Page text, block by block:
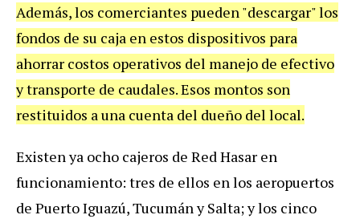
Además, los comerciantes pueden "descargar" los
fondos de su caja en estos dispositivos para
ahorrar costos operativos del manejo de efectivo
y transporte de caudales. Esos montos son
restituidos a una cuenta del dueño del local.
Existen ya ocho cajeros de Red Hasar en
funcionamiento: tres de ellos en los aeropuertos
de Puerto Iguazú, Tucumán y Salta; y los cinco